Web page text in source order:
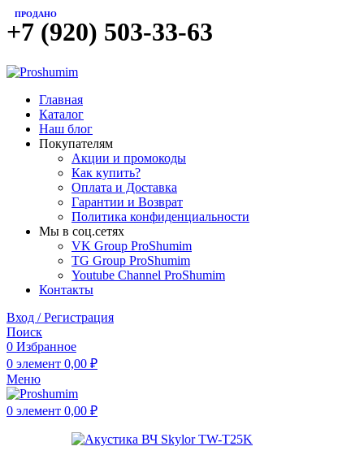
+7 (920) 503-33-63
Главная
Каталог
Наш блог
Покупателям
Акции и промокоды
Как купить?
Оплата и Доставка
Гарантии и Возврат
Политика конфиденциальности
Мы в соц.сетях
VK Group ProShumim
TG Group ProShumim
Youtube Channel ProShumim
Контакты
Вход / Регистрация
Поиск
0 Избранное
0 элемент 0,00 ₽
Меню
0 элемент 0,00 ₽
ПРОДАНО